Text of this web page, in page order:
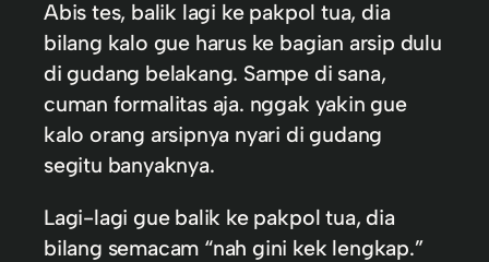
Abis tes, balik lagi ke pakpol tua, dia
bilang kalo gue harus ke bagian arsip dulu
di gudang belakang. Sampe di sana,
cuman formalitas aja. nggak yakin gue
kalo orang arsipnya nyari di gudang
segitu banyaknya.
Lagi-lagi gue balik ke pakpol tua, dia
bilang semacam “nah gini kek lengkap.”